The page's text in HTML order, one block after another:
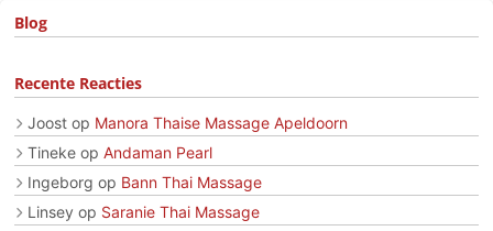
Blog
Recente Reacties
Joost op Manora Thaise Massage Apeldoorn
Tineke op Andaman Pearl
Ingeborg op Bann Thai Massage
Linsey op Saranie Thai Massage